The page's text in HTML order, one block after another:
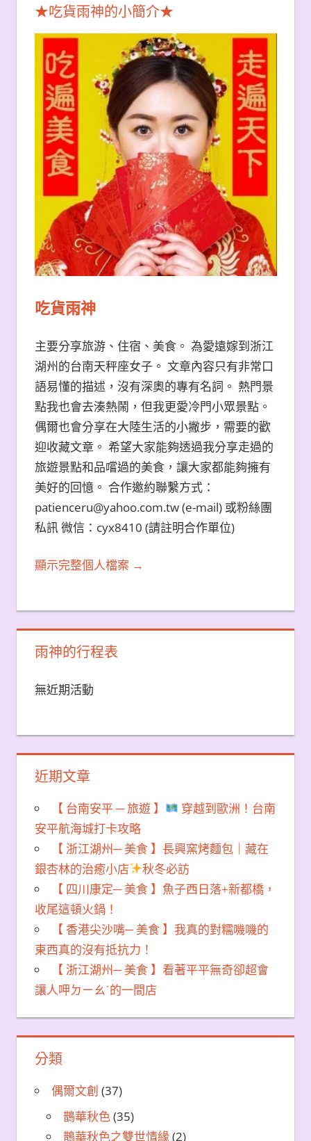
★吃貨雨神的小簡介★
吃貨雨神
主要分享旅游、住宿、美食。 為愛遠嫁到浙江
湖州的台南天秤座女子。 文章內容只有非常口
語易懂的描述，沒有深奧的專有名詞。 熱門景
點我也會去湊熱鬧，但我更愛冷門小眾景點。
偶爾也會分享在大陸生活的小撇步，需要的歡
迎收藏文章。 希望大家能夠透過我分享走過的
旅遊景點和品嚐過的美食，讓大家都能夠擁有
美好的回憶。 合作邀約聯繫方式：
patienceru@yahoo.com.tw (e-mail) 或粉絲團
私訊 微信：cyx8410 (請註明合作單位)
顯示完整個人檔案 →
雨神的行程表
無近期活動
近期文章
【 台南安平 ─ 旅遊 】
穿越到歐洲！台南
安平航海城打卡攻略
【 浙江湖州─ 美食 】長興窯烤麵包｜藏在
銀杏林的治癒小店
秋冬必訪
【 四川康定─ 美食 】魚子西日落+新都橋，
收尾這頓火鍋！
【 香港尖沙嘴─ 美食 】我真的對糯嘰嘰的
東西真的沒有抵抗力！
【 浙江湖州─ 美食 】看著平平無奇卻超會
讓人呷ㄉㄧㄠˊ的一間店
分類
偶爾文創 (37)
鵲華秋色(35)
鵲華秋色之雙世情緣(2)